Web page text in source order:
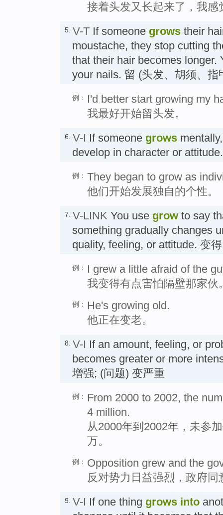
接着头发又长起来了，我感
5. V-T If someone grows their
moustache, they stop cutting
that their hair becomes longer.
your nails. 留 (头发、胡须、指
例：
I'd better start growing my
我最好开始留头发。
6. V-I If someone grows
develop in character or
例： They began to grow as
他们开始发展独自的个性。
7. V-LINK You use grow to say
something gradually changes
quality, feeling, or attitude. 变得
例：
I grew a little afraid of the
我变得有点害怕隔壁那家伙
例： He's growing old.
他正在变老。
8. V-I If an amount, feeling, or
becomes greater or more
增强; (问题) 变严重
例： From 2000 to 2002, the
4 million.
从2000年到2002年，未参
万。
例： Opposition grew and the
反对势力日益强烈，政府同
9. V-I If one thing grows into